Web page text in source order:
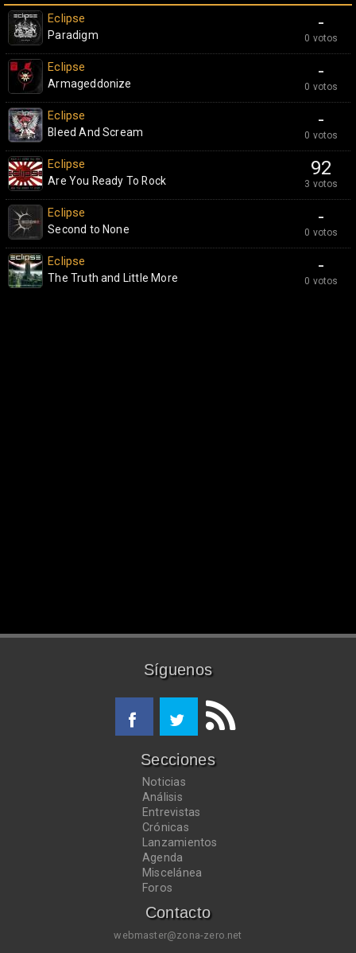
-
0 votos
Eclipse
Paradigm
-
0 votos
Eclipse
Armageddonize
-
0 votos
Eclipse
Bleed And Scream
92
3 votos
Eclipse
Are You Ready To Rock
-
0 votos
Eclipse
Second to None
-
0 votos
Eclipse
The Truth and Little More
Síguenos
Secciones
Noticias
Análisis
Entrevistas
Crónicas
Lanzamientos
Agenda
Miscelánea
Foros
Contacto
webmaster@zona-zero.net